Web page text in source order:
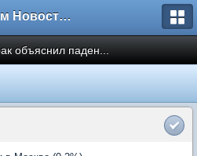
Форум Новостройки
объяснил паден...